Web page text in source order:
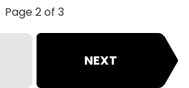
Page 2 of 3
NEXT